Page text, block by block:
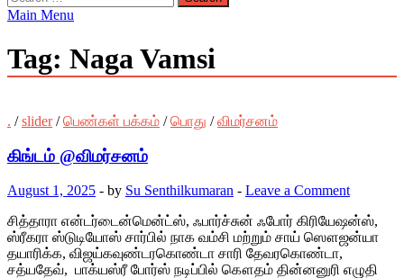
for:
Main Menu
Tag: Naga Vamsi
. /slider/பெண்கள் பக்கம் /பொது /விமர்சனம்
கிங்டம் @விமர்சனம்
August 1, 2025 - by Su Senthilkumaran - Leave a Comment
சித்தாரா என்டர்டைன்மென்ட்ஸ், ஃபார்ச்சுன் ஃபோர் கிரியேஷன்ஸ்,
ஸ்ரீகரா ஸ்டுடியோஸ் சார்பில் நாக வம்சி மற்றும் சாய் ஸௌஜன்யா
தயாரிக்க, விஜய்கவுண்டரகொண்டா சாரி தேவரகொண்டா,
சத்யதேவ், பாக்யஸ்ரீ போர்ஸ் நடிப்பில் கௌதம் தின்னனுரி எழுதி